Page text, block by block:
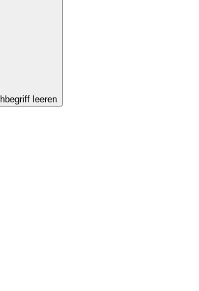
leeren